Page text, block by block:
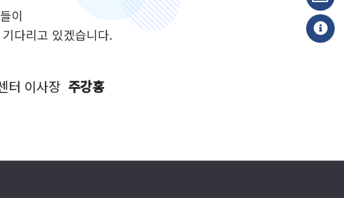
이
다리고 있겠습니다.
터 이사장 주강홍